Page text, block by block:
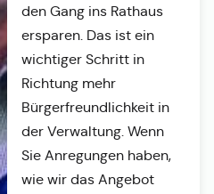
den Gang ins Rathaus
ersparen. Das ist ein
wichtiger Schritt in
Richtung mehr
Bürgerfreundlichkeit in
der Verwaltung. Wenn
Sie Anregungen haben,
wie wir das Angebot